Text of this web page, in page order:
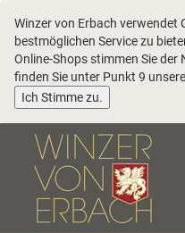
Winzer von Erbach verwendet
bestmöglichen Service zu
Online-Shops stimmen Sie
finden Sie unter Punkt 9
Ich Stimme zu.